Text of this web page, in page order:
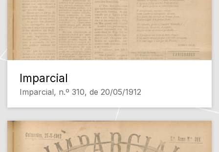
Imparcial
Imparcial, n.º 310, de 20/05/1912